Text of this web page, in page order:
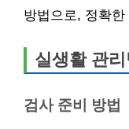
방법으로, 정확
실생활 관리
검사 준비 방법